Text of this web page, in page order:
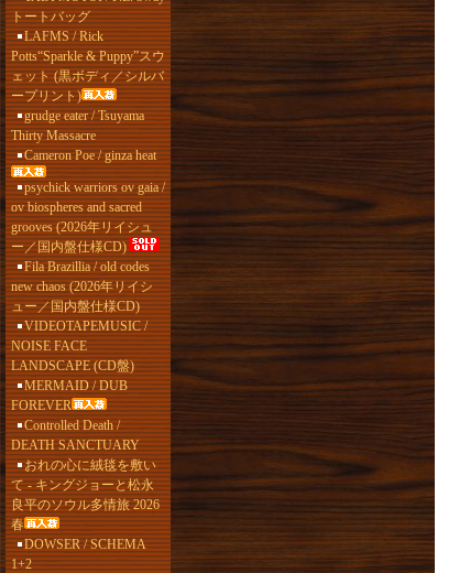
トートバッグ
LAFMS / Rick
Potts“Sparkle & Puppy”スウ
ェット (黒ボディ／シルバ
ープリント)
grudge eater / Tsuyama
Thirty Massacre
Cameron Poe / ginza heat
psychick warriors ov gaia /
ov biospheres and sacred
grooves (2026年リイシュ
ー／国内盤仕様CD)
Fila Brazillia / old codes
new chaos (2026年リイシ
ュー／国内盤仕様CD)
VIDEOTAPEMUSIC /
NOISE FACE
LANDSCAPE (CD盤)
MERMAID / DUB
FOREVER
Controlled Death /
DEATH SANCTUARY
おれの心に絨毯を敷い
て - キングジョーと松永
良平のソウル多情旅 2026
春
DOWSER / SCHEMA
1+2